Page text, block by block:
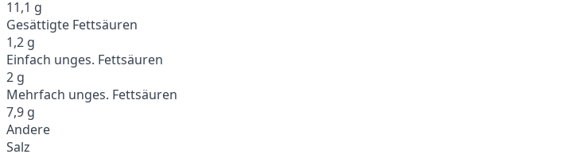
11,1 g
Gesättigte Fettsäuren
1,2 g
Einfach unges. Fettsäuren
2 g
Mehrfach unges. Fettsäuren
7,9 g
Andere
Salz